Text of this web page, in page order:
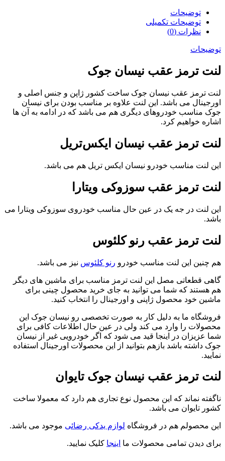
توضیحات
توضیحات تکمیلی
نظرات (0)
توضیحات
لنت ترمز عقب نیسان جوک
لنت ترمز عقب نیسان جوک ساخت کشور ژاپن و جنس اصلی و
اورجینال می باشد. این لنت علاوه بر مناسب بودن برای نیسان
جوک مناسب خودروهای دیگری هم می باشد که در ادامه به آن ها
اشاره خواهیم کرد.
لنت ترمز عقب نیسان ایکس‌تریل
این لنت مناسب خودرو نیسان ایکس تریل هم می باشد.
لنت ترمز عقب سوزوکی ویتارا
این لنت در جه یک در عین حال مناسب خودروی سوزوکی ویتارا می
باشد.
لنت ترمز عقب رنو کلئوس
هم چنین این لنت مناسب خودرو رنو کلئوس نیز می باشد.
گاهی قطعاتی مصل این لنت ترمز مناسب برای ماشین های دیگر
هم هستند که شما می توانید به جای خرید محصول چینی برای
ماشین خود محصول ژاپنی و اورجینال را انتخاب کنید.
فروشگاه ما به دلیل کار به صورت تخصصی رو نیسان جوک این
محصولات را وارد می کند ولی در عین حال اطلاعات کافی برای
شما عزیزان در اینجا قید می شود که اگر خودرویی غیر از نیسان
جوک داشته باشد بازهم بتوانید از این محصولات اورجینال استفاده
نمایید.
لنت ترمز عقب نیسان جوک تایوان
ناگفته نماند که این محصول نوع تجاری هم دارد که معمولا ساخت
کشور تایوان می باشد.
این محصولم هم در فروشگاه لوازم یدکی رضائی موجود می باشد.
برای دیدن تمامی محصولات ما اینجا کلیک نمایید.